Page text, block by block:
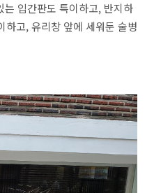
입간판도 특이하고, 반지하
하고, 유리창 앞에 세워둔 술병